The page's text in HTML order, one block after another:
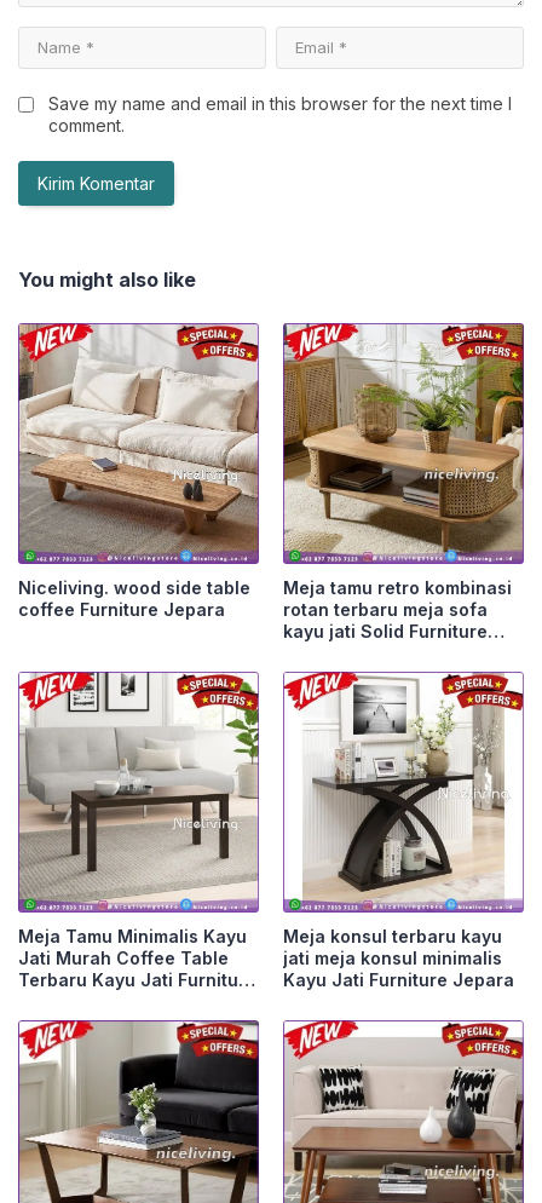
Save my name and email in this browser for the next time I
comment.
You might also like
Niceliving. wood side table
coffee Furniture Jepara
Meja tamu retro kombinasi
rotan terbaru meja sofa
kayu jati Solid Furniture
Meja Tamu Minimalis Kayu
Jati Murah Coffee Table
Terbaru Kayu Jati Furniture
Meja konsul terbaru kayu
jati meja konsul minimalis
Kayu Jati Furniture Jepara